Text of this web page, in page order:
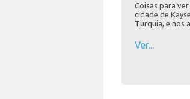
Coisas para
cidade de
Turquia, e nos
Ver...